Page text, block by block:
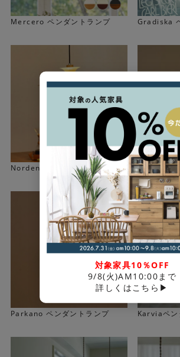
▼ノスタルジックな雰囲気の[ストライ
Mercero ペンダントランプ Gradiska
Norden ペンダントランプ Vinka ペン
Parkano ペンダントランプ Karviaペン
対象家具10％OFF
9/8(火)AM10:00まで
詳しくはこちら▶